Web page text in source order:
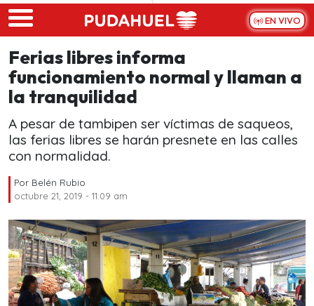
Skip to main content
EN VIVO
Ferias libres informa
funcionamiento normal y llaman a
la tranquilidad
A pesar de tambipen ser víctimas de saqueos,
las ferias libres se harán presnete en las calles
con normalidad.
Por Belén Rubio
octubre 21, 2019 - 11:09 am